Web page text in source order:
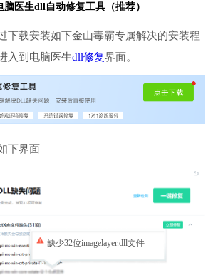
脑医生dll自动修复工具（推荐）
下载安装如下金山毒霸专属解决的安装程
入到电脑医生dll修复界面。
下界面
缺少32位imagelayer.dll文件